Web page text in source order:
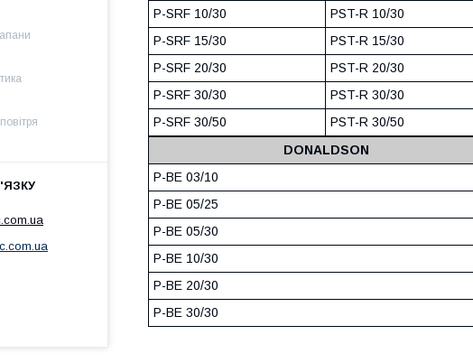
P-SRF 10/30
PST-R 10/30
P-SRF 15/30
PST-R 15/30
P-SRF 20/30
PST-R 20/30
P-SRF 30/30
PST-R 30/30
P-SRF 30/50
PST-R 30/50
DONALDSON
P-BE 03/10
P-BE 05/25
P-BE 05/30
P-BE 10/30
P-BE 20/30
P-BE 30/30